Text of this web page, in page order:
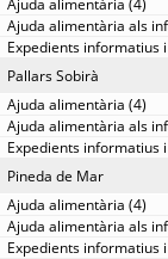
Pallars Sobirà
Pineda de Mar